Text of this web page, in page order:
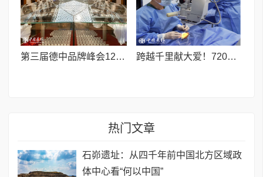
第三届德中品牌峰会12月将在柏林举办，聚焦人工智能时代品牌全球化发展 跨越千里献大爱！720光明行助力喀什150名白内障老人重获清晰视界
热门文章
石峁遗址：从四千年前中国北方区域政
体中心看“何以中国”